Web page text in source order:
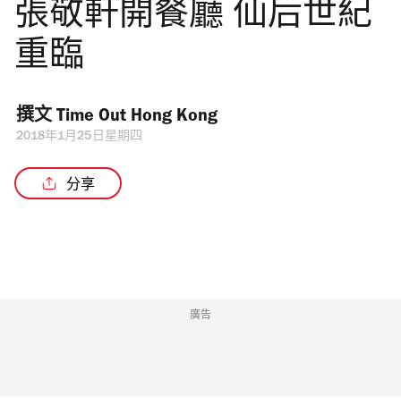
張敬軒開餐廳 仙后世紀
重臨
撰文 Time Out Hong Kong
2018年1月25日星期四
分享
廣告